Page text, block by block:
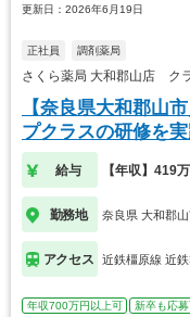
更新日：2026年6月19日
正社員 調剤薬局
さくら薬局 大和郡山店 ク
【奈良県大和郡山
プクラスの研修を
給与 【年収】419
勤務地 奈良県 大和郡
アクセス 近鉄橿原線 近
年収700万円以上可 新卒も応